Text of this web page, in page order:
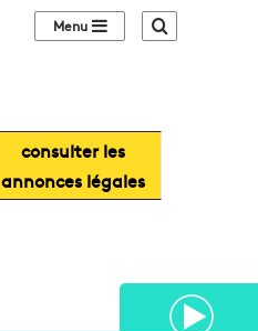
Sidebar (barre
consulter les
annonces légales